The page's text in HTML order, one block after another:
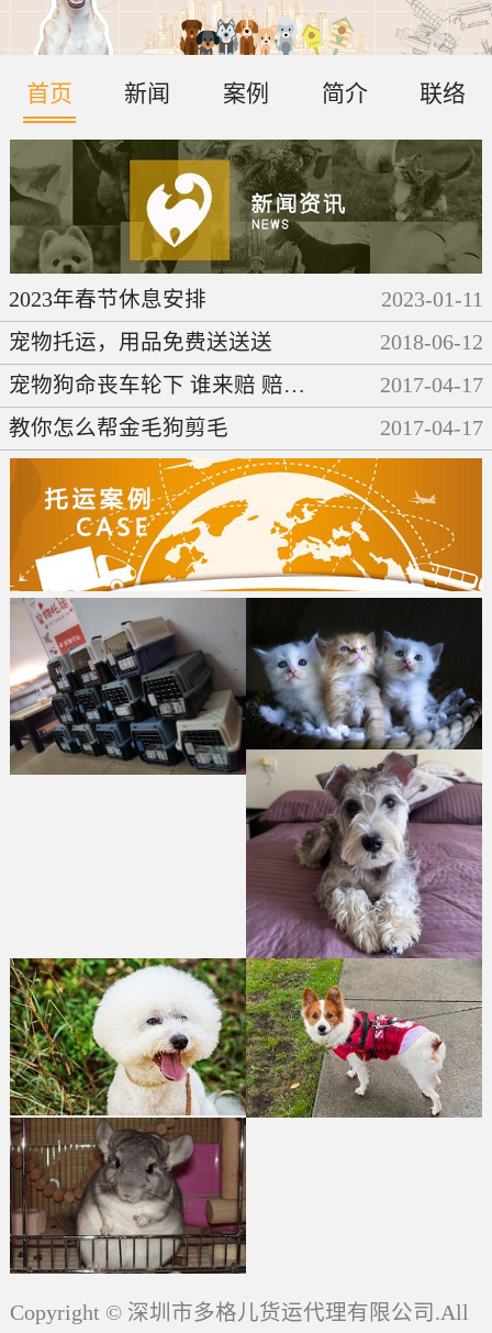
首页 新闻 案例 简介 联络
2023年春节休息安排 2023-01-11
宠物托运，用品免费送送送
2018-06-12
宠物狗命丧车轮下 谁来赔 赔多少
2017-04-17
教你怎么帮金毛狗剪毛
2017-04-17
Copyright © 深圳市多格儿货运代理有限公司.All